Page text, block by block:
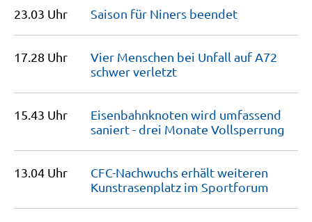
23.03 Uhr Saison für Niners beendet
17.28 Uhr
Vier Menschen bei Unfall auf A72
schwerverletzt
15.43 Uhr
Eisenbahnknoten wird umfassend
saniert - drei Monate Vollsperrung
13.04 Uhr
CFC-Nachwuchs erhält weiteren
Kunstrasenplatz im Sportforum